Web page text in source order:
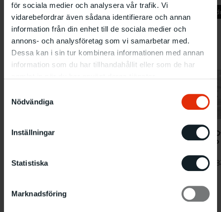
för sociala medier och analysera vår trafik. Vi
vidarebefordrar även sådana identifierare och annan
information från din enhet till de sociala medier och
annons- och analysföretag som vi samarbetar med.
Dessa kan i sin tur kombinera informationen med annan
information som du har tillhandahållit eller som de har
Nödvändiga
Inställningar
Statistiska
Marknadsföring
8.7-28.8 1983
7TH PRINTS TRIENNIAL
Nobu
kimono
17.12
1984